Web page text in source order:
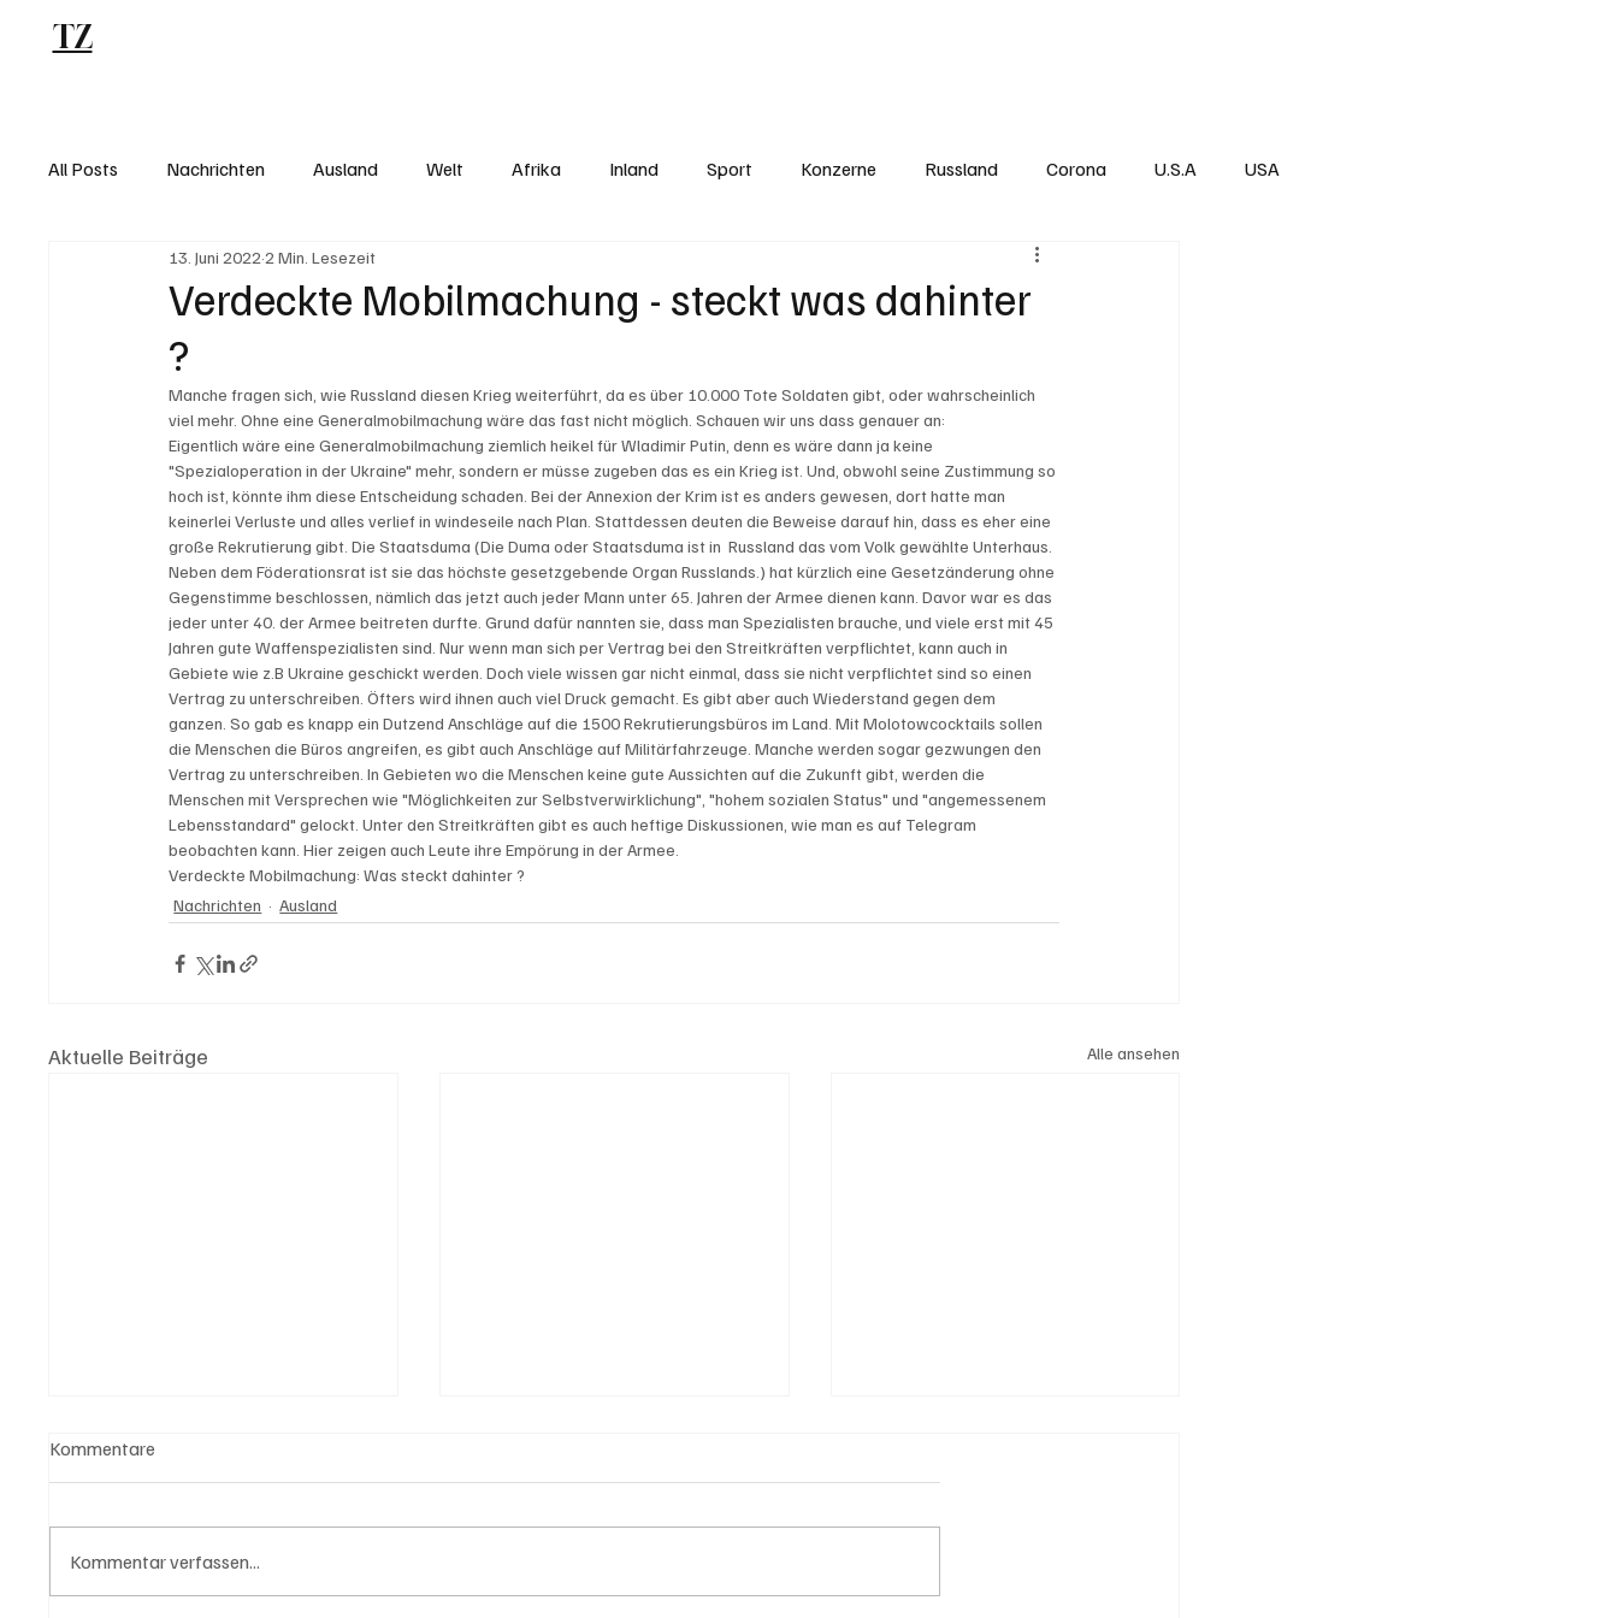
TZ
All Posts Nachrichten Ausland Welt Afrika Inland Sport Konzerne Russland Corona U.S.A USA
Verdeckte Mobilmachung - steckt was dahinter
?
13. Juni 2022 2 Min. Lesezeit
Manche fragen sich, wie Russland diesen Krieg weiterführt, da es über 10.000 Tote Soldaten gibt, oder wahrscheinlich
viel mehr. Ohne eine Generalmobilmachung wäre das fast nicht möglich. Schauen wir uns dass genauer an:
Eigentlich wäre eine Generalmobilmachung ziemlich heikel für Wladimir Putin, denn es wäre dann ja keine
"Spezialoperation in der Ukraine" mehr, sondern er müsse zugeben das es ein Krieg ist. Und, obwohl seine Zustimmung so
hoch ist, könnte ihm diese Entscheidung schaden. Bei der Annexion der Krim ist es anders gewesen, dort hatte man
keinerlei Verluste und alles verlief in windeseile nach Plan. Stattdessen deuten die Beweise darauf hin, dass es eher eine
große Rekrutierung gibt. Die Staatsduma (Die Duma oder Staatsduma ist in  Russland das vom Volk gewählte Unterhaus.
Neben dem Föderationsrat ist sie das höchste gesetzgebende Organ Russlands.) hat kürzlich eine Gesetzänderung ohne
Gegenstimme beschlossen, nämlich das jetzt auch jeder Mann unter 65. Jahren der Armee dienen kann. Davor war es das
jeder unter 40. der Armee beitreten durfte. Grund dafür nannten sie, dass man Spezialisten brauche, und viele erst mit 45
Jahren gute Waffenspezialisten sind. Nur wenn man sich per Vertrag bei den Streitkräften verpflichtet, kann auch in
Gebiete wie z.B Ukraine geschickt werden. Doch viele wissen gar nicht einmal, dass sie nicht verpflichtet sind so einen
Vertrag zu unterschreiben. Öfters wird ihnen auch viel Druck gemacht. Es gibt aber auch Wiederstand gegen dem
ganzen. So gab es knapp ein Dutzend Anschläge auf die 1500 Rekrutierungsbüros im Land. Mit Molotowcocktails sollen
die Menschen die Büros angreifen, es gibt auch Anschläge auf Militärfahrzeuge. Manche werden sogar gezwungen den
Vertrag zu unterschreiben. In Gebieten wo die Menschen keine gute Aussichten auf die Zukunft gibt, werden die
Menschen mit Versprechen wie "Möglichkeiten zur Selbstverwirklichung", "hohem sozialen Status" und "angemessenem
Lebensstandard" gelockt. Unter den Streitkräften gibt es auch heftige Diskussionen, wie man es auf Telegram
beobachten kann. Hier zeigen auch Leute ihre Empörung in der Armee.
Verdeckte Mobilmachung: Was steckt dahinter ?
Nachrichten
Ausland
Aktuelle Beiträge Alle ansehen
Kommentare
Kommentar verfassen...